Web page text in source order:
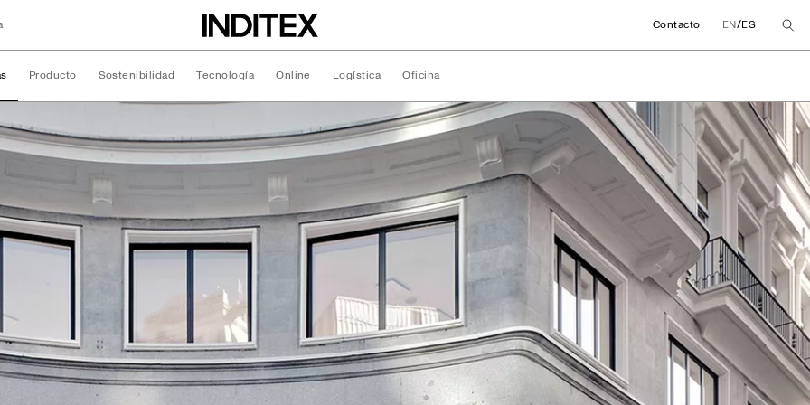
Contacto EN/ES
Producto Sostenibilidad Tecnología Online Logística Oficina